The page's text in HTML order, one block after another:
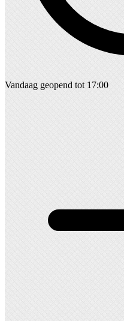
Vandaag geopend tot 17:00